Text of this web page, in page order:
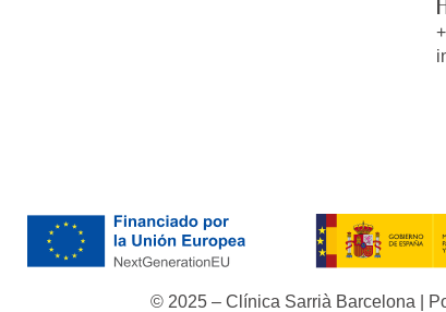
© 2025 – Clínica Sarrià Barcelona |